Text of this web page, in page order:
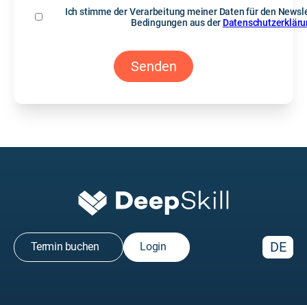
Ich stimme der Verarbeitung meiner Daten für den
Bedingungen aus der
Termin buchen Login DE